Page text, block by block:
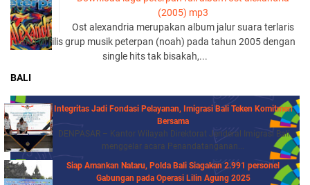
(2005) mp3
Ost alexandria merupakan album jalur suara terlaris
yang di rilis grup musik peterpan (noah) pada tahun 2005 dengan
single hits tak bisakah,...
BALI
Integritas Jadi Fondasi Pelayanan, Imigrasi Bali Teken Komitmen
Bersama
DENPASAR – Kantor Wilayah Direktorat Jenderal Imigrasi Bali
menggelar acara Penandatanganan...
Siap Amankan Nataru, Polda Bali Siagakan 2.991 personel
Gabungan pada Operasi Lilin Agung 2025